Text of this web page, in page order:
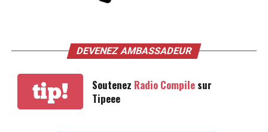
DEVENEZ AMBASSADEUR
tip! Soutenez Radio Compilesur
Tipeee